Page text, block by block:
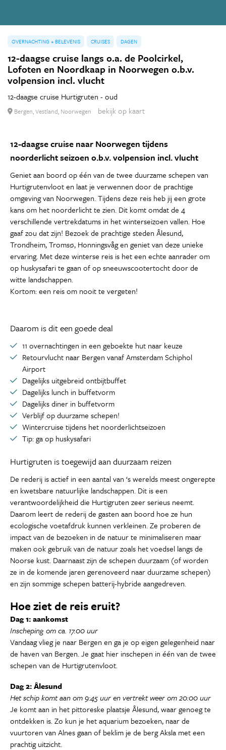
OVERNACHTING + BELEVENIS CRUISES DAGEN
12-daagse cruise langs o.a. de Poolcirkel,
Lofoten en Noordkaap in Noorwegen o.b.v.
volpension incl. vlucht
12-daagse cruise Hurtigruten - oud
Bergen, Vestland, Noorwegen bekijk op kaart
12-daagse cruise naar Noorwegen tijdens
noorderlicht seizoen o.b.v. volpension incl. vlucht
Geniet aan boord op één van de twee duurzame schepen van
Hurtigrutenvloot en laat je verwennen door de prachtige
omgeving van Noorwegen. Tijdens deze reis heb jij een grote
kans om het noorderlicht te zien. Dit komt omdat de 4
verschillende vertrekdatums in het winterseizoen vallen. Hoe
gaaf zou dat zijn! Bezoek de prachtige steden Ålesund,
Trondheim, Tromsø, Honningsvåg en geniet van deze unieke
ervaring. Met deze winterse reis is het een echte aanrader om
op huskysafari te gaan of op sneeuwscootertocht door de
witte landschappen.
Kortom: een reis om nooit te vergeten!
Daarom is dit een goede deal
11 overnachtingen in een geboekte hut naar keuze
Retourvlucht naar Bergen vanaf Amsterdam Schiphol
Airport
Dagelijks uitgebreid ontbijtbuffet
Dagelijks lunch in buffetvorm
Dagelijks diner in buffetvorm
Verblijf op duurzame schepen!
Wintercruise tijdens het noorderlichtseizoen
Tip: ga op huskysafari
Hurtigruten is toegewijd aan duurzaam reizen
De rederij is actief in een aantal van ‘s werelds meest ongerepte
en kwetsbare natuurlijke landschappen. Dit is een
verantwoordelijkheid die Hurtigruten zeer serieus neemt.
Daarom leert de rederij de gasten aan boord hoe ze hun
ecologische voetafdruk kunnen verkleinen. Ze proberen de
impact van de bezoeken in de natuur te minimaliseren maar
maken ook gebruik van de natuur zoals het voedsel langs de
Noorse kust. Daarnaast zijn de schepen duurzaam (of worden
ze in de komende jaren gerenoveerd naar duurzame schepen)
en zijn sommige schepen batterij-hybride aangedreven.
Hoe ziet de reis eruit?
Dag 1: aankomst
Inscheping om ca. 17.00 uur
Vandaag vlieg je naar Bergen en ga je op eigen gelegenheid naar
de haven van Bergen. Je gaat hier inschepen in één van de twee
schepen van de Hurtigrutenvloot.
Dag 2: Ålesund
Het schip komt aan om 9:45 uur en vertrekt weer om 20:00 uur
Je komt aan in het pittoreske plaatsje Ålesund, waar genoeg te
ontdekken is. Zo kun je het aquarium bezoeken, naar de
vuurtoren van Alnes gaan of beklim je de berg Aksla met een
prachtig uitzicht.